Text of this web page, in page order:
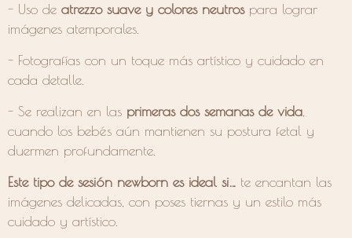
- Uso de atrezzo suave y colores neutros para lograr
imágenes atemporales.
- Fotografías con un toque más artístico y cuidado en
cada detalle.
- Se realizan en las primeras dos semanas de vida
cuando los bebés aún mantienen su postura fetal y
duermen profundamente.
Este tipo de sesión newborn es ideal si… te encantan las
imágenes delicadas, con poses tiernas y un estilo más
cuidado y artístico.